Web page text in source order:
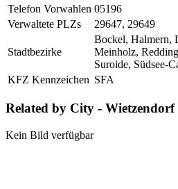
Telefon Vorwahlen 05196
Verwaltete PLZs
29647, 29649
Stadtbezirke
Bockel, Halmern,
Meinholz,
Suroide, Südsee-
KFZ Kennzeichen SFA
Related by City - Wietzendorf
Kein Bild verfügbar